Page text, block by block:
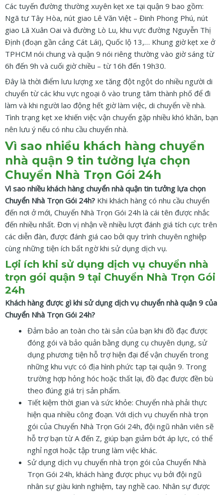
Các tuyến đường thường xuyên kẹt xe tại quận 9 bao gồm:
Ngã tư Tây Hòa, nút giao Lê Văn Việt – Đinh Phong Phú, nút
giao Lã Xuân Oai và đường Lò Lu, khu vực đường Nguyễn Thị
Định (đoạn gần cảng Cát Lái), Quốc lộ 13,… Khung giờ kẹt xe ở
TPHCM nói chung và quận 9 nói riêng thường vào giờ sáng từ
6h đến 9h và cuối giờ chiều – từ 16h đến 19h30.
Đây là thời điểm lưu lượng xe tăng đột ngột do nhiều người di
chuyển từ các khu vực ngoại ô vào trung tâm thành phố để đi
làm và khi người lao động hết giờ làm việc, di chuyển về nhà.
Tình trạng kẹt xe khiến việc vận chuyển gặp nhiều khó khăn, bạn
nên lưu ý nếu có nhu cầu chuyển nhà.
Vì sao nhiều khách hàng chuyển
nhà quận 9 tin tưởng lựa chọn
Chuyển Nhà Trọn Gói 24h
Vì sao nhiều khách hàng chuyển nhà quận tin tưởng lựa chọn
Chuyển Nhà Trọn Gói 24h? Khi khách hàng có nhu cầu chuyển
đến nơi ở mới, Chuyển Nhà Trọn Gói 24h là cái tên được nhắc
đến nhiều nhất. Đơn vị nhận về nhiều lượt đánh giá tích cực trên
các diễn đàn, được đánh giá cao bởi quy trình chuyên nghiệp
cùng những tiện ích bất ngờ khi sử dụng dịch vụ.
Lợi ích khi sử dụng dịch vụ chuyển nhà
trọn gói quận 9 tại Chuyển Nhà Trọn Gói
24h
Khách hàng được gì khi sử dụng dịch vụ chuyển nhà quận 9 của
Chuyển Nhà Trọn Gói 24h?
Đảm bảo an toàn cho tài sản của bạn khi đồ đạc được
đóng gói và bảo quản bằng dụng cụ chuyên dụng, sử
dụng phương tiện hỗ trợ hiện đại để vận chuyển trong
những khu vực có địa hình phức tạp tại quận 9. Trong
trường hợp hỏng hóc hoặc thất lại, đồ đạc được đền bù
theo đúng giá trị sản phẩm.
Tiết kiệm thời gian và sức khỏe: Chuyển nhà phải thực
hiện qua nhiều công đoạn. Với dịch vụ chuyển nhà trọn
gói của Chuyển Nhà Trọn Gói 24h, đội ngũ nhân viên sẽ
hỗ trợ bạn từ A đến Z, giúp bạn giảm bớt áp lực, có thể
nghỉ ngơi hoặc tập trung làm việc khác.
Sử dụng dịch vụ chuyển nhà trọn gói của Chuyển Nhà
Trọn Gói 24h, khách hàng được phục vụ bởi đội ngũ
nhân sự giàu kinh nghiệm, tay nghề cao. Nhân sự được